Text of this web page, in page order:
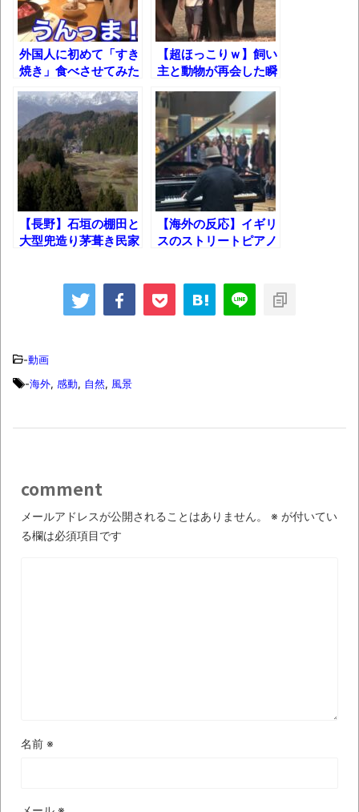
集でほとんど紹介されなかったJリーグ…なら
ば自分たちで紹介だ！
時代の流れ
【衝撃】道志村の骨や服、沢の上流から流
されてきた可能性・・・・・・・・・
オーストラリアの男性飛行家 太平洋横断
飛行
【中国】パトカーの前で好演技www当たり
屋やお煽り運転など盛りだくさん
「ム、ムリです・・・」メガネ美人ナース
「ム、ムリです・・・」メガネ美人ナース
に入院中のオレのオナサポ懇願したら・・・
いう無茶に踏み切ってしまったのか
ブログお引越しのお知らせ
全方位青い芝包囲網すぎて色々見失う、新
しい仕事観
外国人に初めて「すき
焼き」食べさせてみた
けたw
【超ほっこりｗ】飼い
主と動物が再会した瞬
【長野】石垣の棚田と
大型兜造り茅葺き民家
【海外の反応】イギリ
スのストリートピアノ
果！
-動画
-海外, 感動, 自然, 風景
comment
メールアドレスが公開されることはありません。 ※ が付いてい
る欄は必須項目です
名前 ※